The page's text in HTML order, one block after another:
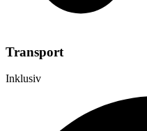
Transport
Inklusiv